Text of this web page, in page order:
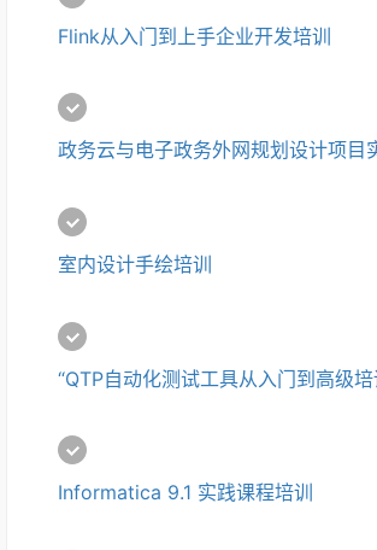
Flink从入门到上手企业开发培训
室内设计手绘培训
“QTP自动化测试工具从入门到高级培
Informatica 9.1 实践课程培训